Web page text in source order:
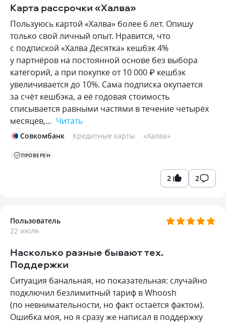
Карта рассрочки «Халва»
Пользуюсь картой «Халва» более 6 лет. Опишу
только свой личный опыт. Нравится, что
с подпиской «Халва Десятка» кешбэк 4%
у партнёров на постоянной основе без выбора
категорий, а при покупке от 10 000 ₽ кешбэк
увеличивается до 10%. Сама подписка окупается
за счёт кешбэка, а её годовая стоимость
списывается равными частями в течение четырёх
месяцев,… Читать
Совкомбанк Кредитные карты «Халва»
ПРОВЕРЕН
2 2
Пользователь
22 июля
Насколько разные бывают тех.
Поддержки
Ситуация банальная, но показательная: случайно
подключил безлимитный тариф в Whoosh
(по невнимательности, но факт остаётся фактом).
Ошибка моя, но я сразу же написал в поддержку